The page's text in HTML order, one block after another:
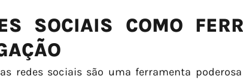
SOCIAIS COMO
redes sociais são uma ferramenta